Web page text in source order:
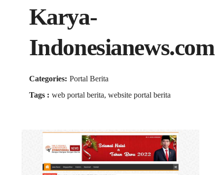
Karya-
Indonesianews.com
Categories: Portal Berita
Tags : web portal berita, website portal berita